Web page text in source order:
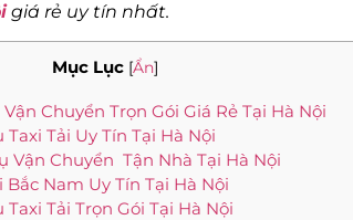
giá rẻ uy tín nhất.
Mục Lục [Ẩn]
Chuyển Trọn Gói Giá Rẻ Tại Hà Nội
Tải Uy Tín Tại Hà Nội
Vận Chuyển Tận Nhà Tại Hà Nội
Nam Uy Tín Tại Hà Nội
Tải Trọn Gói Tại Hà Nội